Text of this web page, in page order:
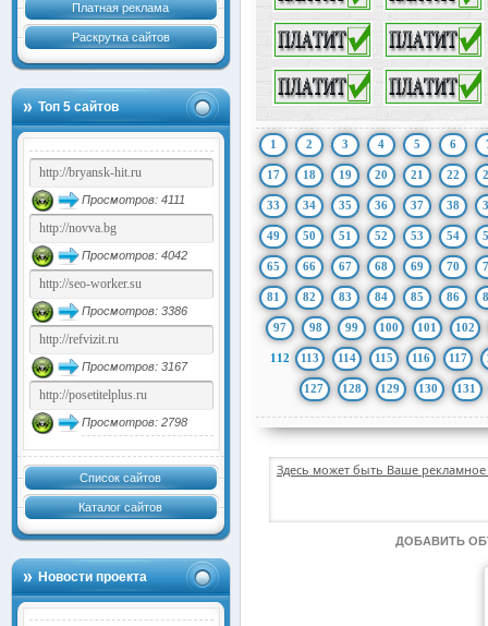
Платная реклама
Раскрутка сайтов
Топ 5 сайтов
Просмотров: 4111
Просмотров: 4042
Просмотров: 3386
Просмотров: 3167
Просмотров: 2798
Список сайтов
Каталог сайтов
Новости проекта
1 2 3 4 5 6
17 18 19 20 21 22
33 34 35 36 37 38
49 50 51 52 53 54
65 66 67 68 69 70
81 82 83 84 85 86
97 98 99 100 101 102
112 113 114 115 116 117
127 128 129 130 131
Здесь может быть Ваше
ДОБАВИТЬ